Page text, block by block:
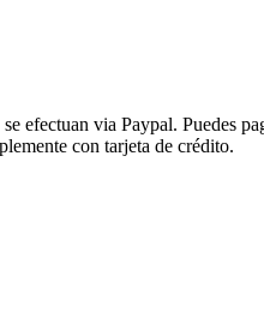
se efectuan via Paypal. Puedes
con tarjeta de crédito.